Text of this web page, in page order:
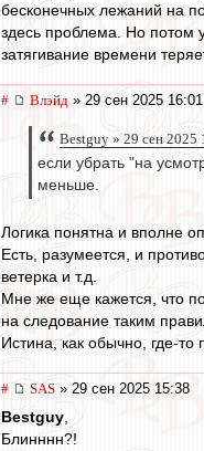
бесконечных лежаний на
здесь проблема. Но потом
затягивание времени
# Влэйд » 29 сен 2025 16:01
Bestguy » 29 сен 2025
если убрать "на
меньше.
Логика понятна и вполне
Есть, разумеется, и
ветерка и т.д.
Мне же еще кажется, что
на следование таким
Истина, как обычно, где-то
# SAS » 29 сен 2025 15:38
Bestguy,
Блинннн?!